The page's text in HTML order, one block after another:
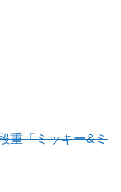
重「ミッキー&ミ